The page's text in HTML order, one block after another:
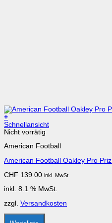
+
Schnellansicht
Nicht vorrätig
American Football
American Football Oakley Pro
CHF 139.00 inkl. MwSt.
inkl. 8.1 % MwSt.
zzgl. Versandkosten